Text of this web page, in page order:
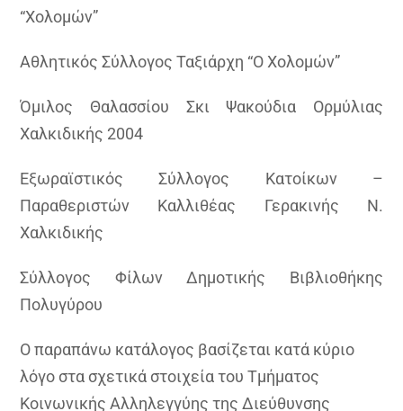
“Χολομών”
Αθλητικός Σύλλογος Ταξιάρχη “Ο Χολομών”
Όμιλος Θαλασσίου Σκι Ψακούδια Ορμύλιας
Χαλκιδικής 2004
Εξωραϊστικός Σύλλογος Κατοίκων –
Παραθεριστών Καλλιθέας Γερακινής Ν.
Χαλκιδικής
Σύλλογος Φίλων Δημοτικής Βιβλιοθήκης
Πολυγύρου
Ο παραπάνω κατάλογος βασίζεται κατά κύριο
λόγο στα σχετικά στοιχεία του Τμήματος
Κοινωνικής Αλληλεγγύης της Διεύθυνσης